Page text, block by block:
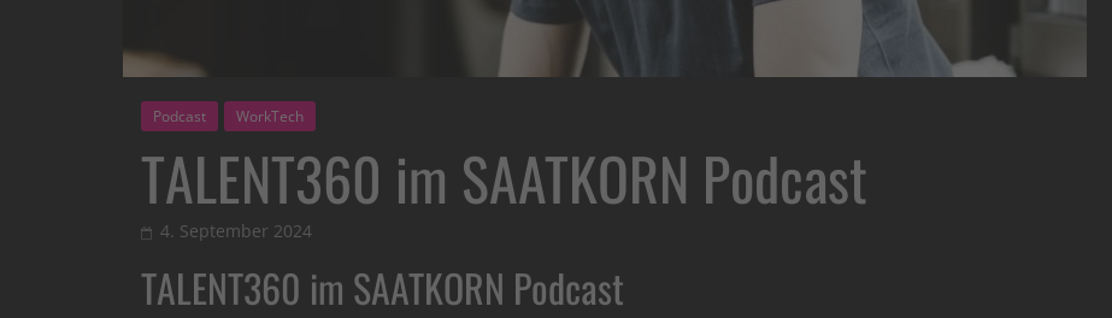
Podcast WorkTech
TALENT360 im SAATKORN Podcast
4. September 2024
TALENT360 im SAATKORN Podcast